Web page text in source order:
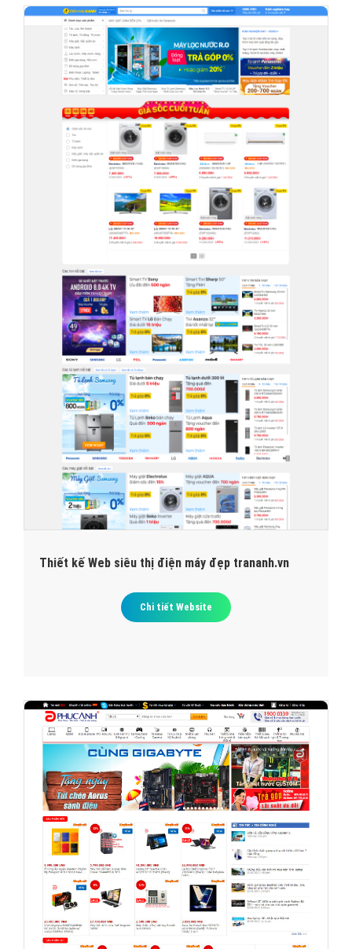
Thiết kế Web siêu thị điện máy đẹp trananh.vn
Chi tiết Website